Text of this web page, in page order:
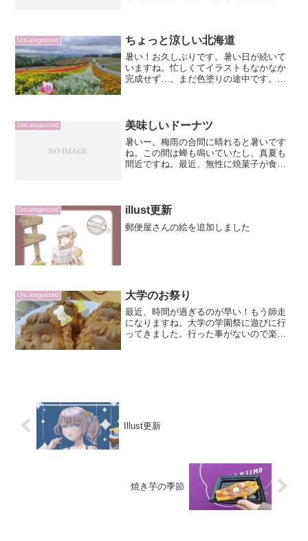
ンの抹茶をまた出して...
Uncategorized ちょっと涼しい北海道
暑い！お久しぶりです。暑い日が続いて
いますね。忙しくてイラストもなかなか
完成せず…。まだ色塗りの途中です。と
ープカレーにラーメン。小...
Uncategorized 美味しいドーナツ
暑いー。梅雨の合間に晴れると暑いです
ね。この間は蝉も鳴いていたし、真夏も
間近ですね。最近、無性に焼菓子が食べ
我慢出来なくてドーナツ買...
Uncategorized illust更新
郵便屋さんの絵を追加しました
Uncategorized 大学のお祭り
最近、時間が過ぎるのが早い！もう師走
になりますね。大学の学園祭に遊びに行
ってきました。行った事がないので楽し
Illust更新
焼き芋の季節